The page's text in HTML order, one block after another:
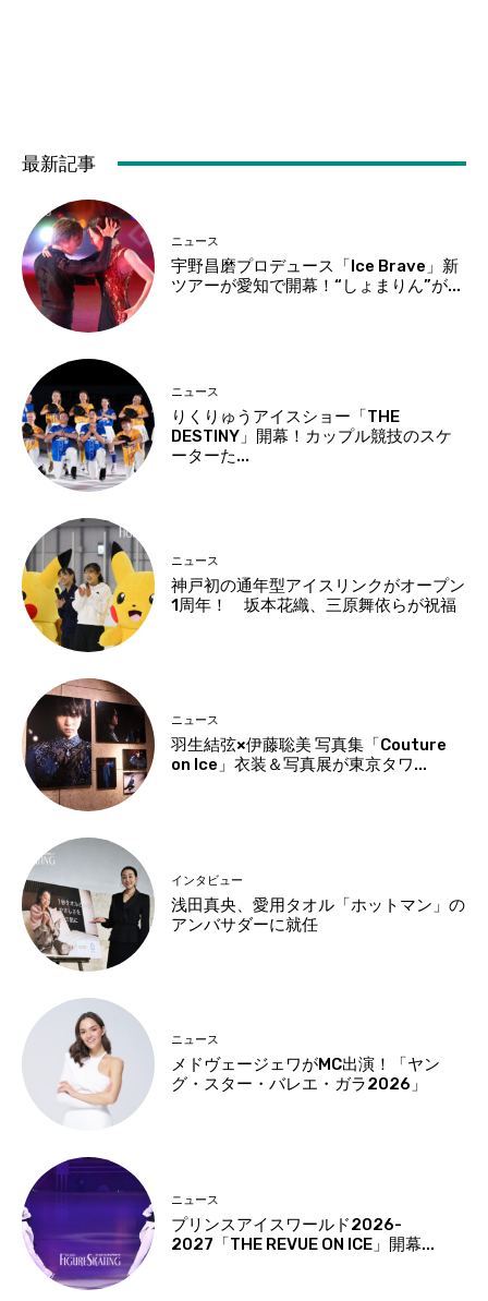
最新記事
ニュース
宇野昌磨プロデュース「Ice Brave」新
ツアーが愛知で開幕！“しょまりん”が...
ニュース
りくりゅうアイスショー「THE
DESTINY」開幕！カップル競技のスケ
ーターた...
ニュース
神戸初の通年型アイスリンクがオープン
1周年！ 坂本花織、三原舞依らが祝福
ニュース
羽生結弦×伊藤聡美 写真集「Couture
on Ice」衣装＆写真展が東京タワ...
インタビュー
浅田真央、愛用タオル「ホットマン」の
アンバサダーに就任
ニュース
メドヴェージェワがMC出演！「ヤン
グ・スター・バレエ・ガラ2026」
ニュース
プリンスアイスワールド2026-
2027「THE REVUE ON ICE」開幕...